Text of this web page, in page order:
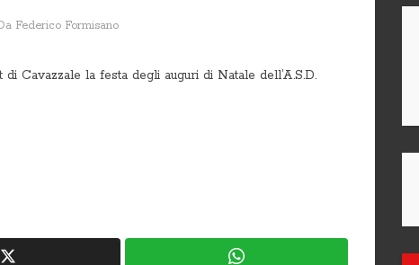
Federico Formisano
Cavazzale la festa degli auguri di Natale dell’A.S.D.